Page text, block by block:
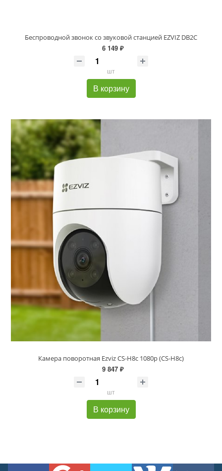
Беспроводной звонок со звуковой станцией EZVIZ DB2C
6 149 ₽
шт
В корзину
Камера поворотная Ezviz CS-H8c 1080p (CS-H8c)
9 847 ₽
шт
В корзину